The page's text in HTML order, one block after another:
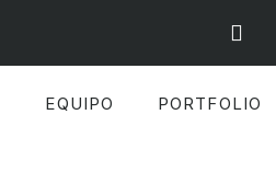
EQUIPO PORTFOLIO